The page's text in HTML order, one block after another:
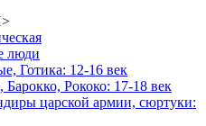
>
люди
Готика: 12-16 век
Рококо: 17-18 век
царской армии, сюртуки: